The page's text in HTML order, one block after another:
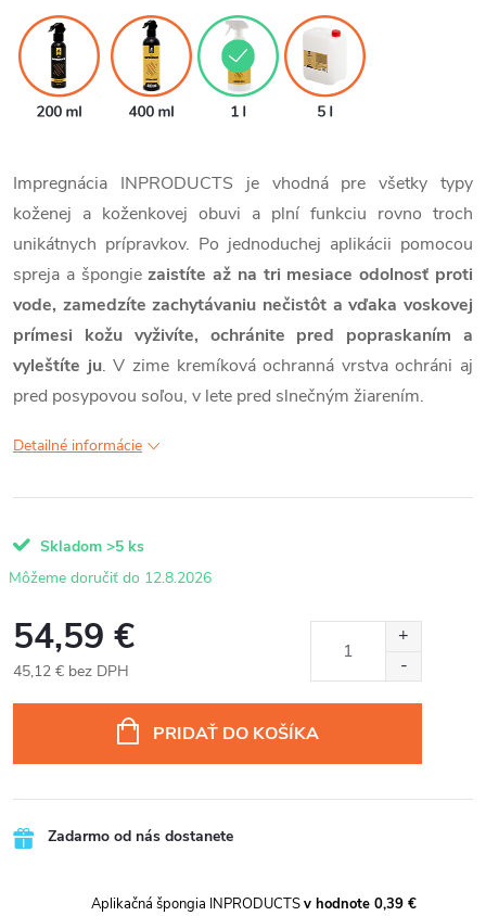
Impregnácia INPRODUCTS je vhodná pre všetky typy
koženej a koženkovej obuvi a plní funkciu rovno troch
unikátnych prípravkov. Po jednoduchej aplikácii pomocou
spreja a špongiezaistíte až na tri mesiace odolnosť proti
vode, zamedzíte zachytávaniu nečistôt a vďaka voskovej
prímesi kožu vyživíte, ochránite pred popraskaním a
vyleštíte ju. V zime kremíková ochranná vrstva ochráni aj
pred posypovou soľou, v lete pred slnečným žiarením.
Detailné informácie
Skladom >5 ks
12.8.2026
54,59 €
45,12 € bez DPH
PRIDAŤ DO KOŠÍKA
Zadarmo od nás dostanete
Aplikačná špongia INPRODUCTSv hodnote 0,39 €